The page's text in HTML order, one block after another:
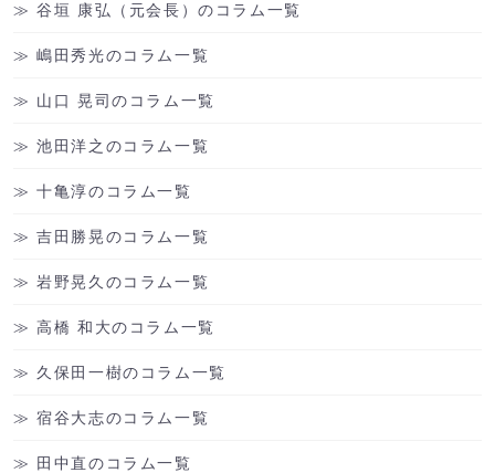
谷垣 康弘（元会長）のコラム一覧
嶋田秀光のコラム一覧
山口 晃司のコラム一覧
池田洋之のコラム一覧
十亀淳のコラム一覧
吉田勝晃のコラム一覧
岩野晃久のコラム一覧
高橋 和大のコラム一覧
久保田一樹のコラム一覧
宿谷大志のコラム一覧
田中直のコラム一覧